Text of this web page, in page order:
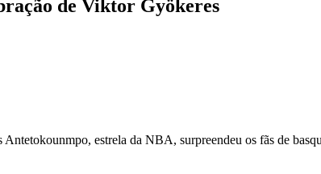
de Viktor Gyökeres
estrela da NBA, surpreendeu os fãs de